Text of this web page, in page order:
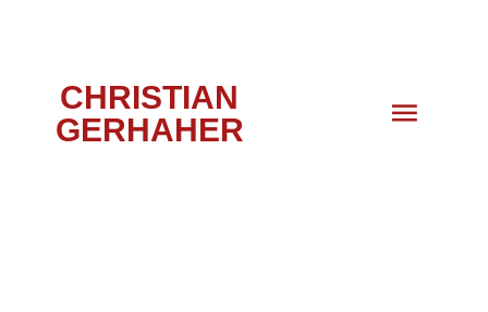
CHRISTIAN
GERHAHER